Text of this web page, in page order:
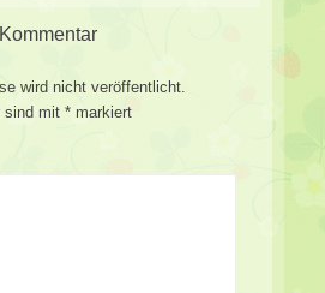
wird nicht veröffentlicht.
sind mit * markiert